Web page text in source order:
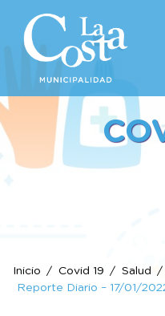
Inicio Covid 19 Salud
Reporte Diario – 17/01/